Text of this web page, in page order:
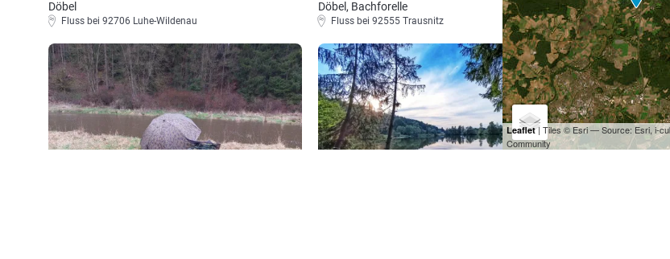
Döbel
Fluss bei 92706 Luhe-Wildenau
Döbel, Bachforelle
Fluss bei 92555 Trausnitz
Leaflet| Tiles © Esri — Source: Esri, i-
Community